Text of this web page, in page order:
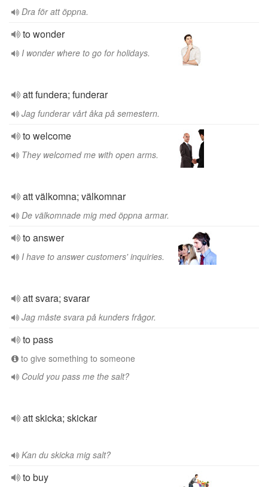
Dra för att öppna.
to wonder
I wonder where to go for holidays.
att fundera; funderar
Jag funderar vårt åka på semestern.
to welcome
They welcomed me with open arms.
att välkomna; välkomnar
De välkomnade mig med öppna armar.
to answer
I have to answer customers' inquiries.
att svara; svarar
Jag måste svara på kunders frågor.
to pass
to give something to someone
Could you pass me the salt?
att skicka; skickar
Kan du skicka mig salt?
to buy